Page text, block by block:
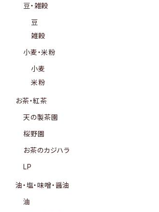
豆・雑穀
豆
雑穀
小麦・米粉
小麦
米粉
お茶・紅茶
天の製茶園
桜野園
お茶のカジハラ
LP
油・塩・味噌・醤油
油